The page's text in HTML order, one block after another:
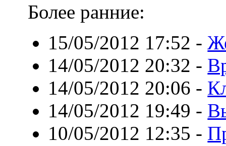
Более ранние:
15/05/2012 17:52 -
14/05/2012 20:32 -
14/05/2012 20:06 -
14/05/2012 19:49 -
10/05/2012 12:35 -